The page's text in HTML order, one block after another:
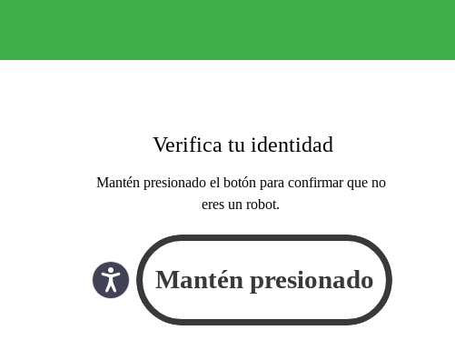
Verifica tu identidad
Mantén presionado el botón para confirmar que no
eres un robot.